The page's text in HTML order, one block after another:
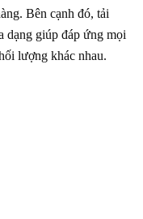
Bên cạnh đó, tải
dạng giúp đáp ứng mọi
lượng khác nhau.